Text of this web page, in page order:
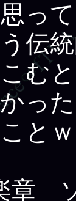
っ
伝
む
っ
とｗ
章